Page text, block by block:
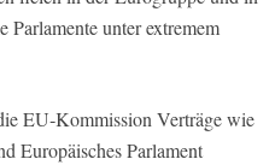
Parlamente unter extremem
EU‑Kommission Verträge wie
Europäisches Parlament